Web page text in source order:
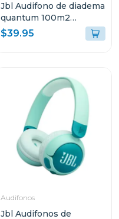
Jbl Audifono de diadema
quantum 100m2
púrpura qtum100m2
$39.95
Audifonos
Jbl Audifonos de